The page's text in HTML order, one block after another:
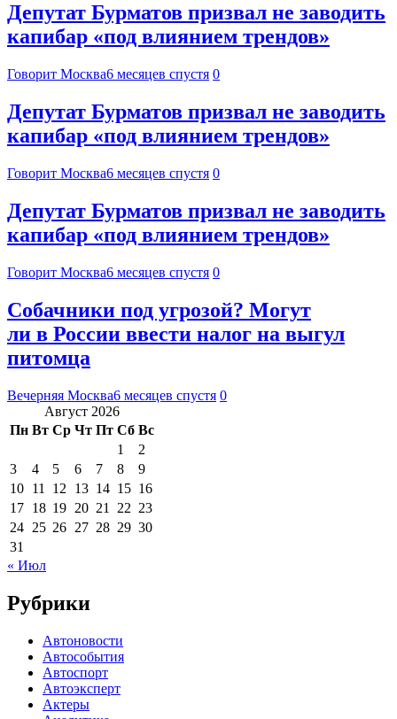
Депутат Бурматов призвал не заводить
капибар «под влиянием трендов»
Говорит Москва6 месяцев спустя 0
Депутат Бурматов призвал не заводить
капибар «под влиянием трендов»
Говорит Москва6 месяцев спустя 0
Депутат Бурматов призвал не заводить
капибар «под влиянием трендов»
Говорит Москва6 месяцев спустя 0
Собачники под угрозой? Могут
ли в России ввести налог на выгул
питомца
Вечерняя Москва6 месяцев спустя 0
Август 2026
Пн Вт Ср Чт Пт Сб Вс
1
2
3
4 5 6 7 8
9
10 11 12 13 14 15 16
17 18 19 20 21 22 23
24 25 26 27 28 29 30
31
« Июл
Рубрики
Автоновости
Автособытия
Автоспорт
Автоэксперт
Актеры